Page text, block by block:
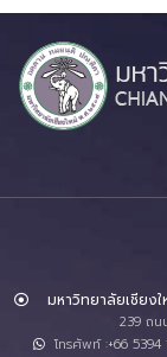
มหาวิทยาลัยเชียงใ
239 ถน
โทรศัพท์ :+66 5394